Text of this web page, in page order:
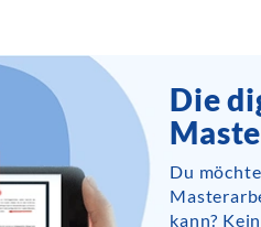
Die
Du
kann?